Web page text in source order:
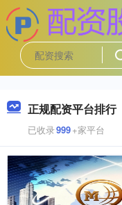
正规配资平台排行
已收录999+家平台